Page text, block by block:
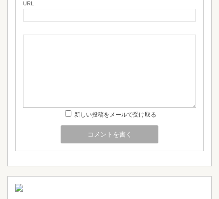
URL
新しい投稿をメールで受け取る